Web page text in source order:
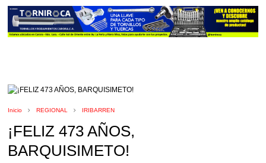
Inicio REGIONAL IRIBARREN
¡FELIZ 473 AÑOS,
BARQUISIMETO!